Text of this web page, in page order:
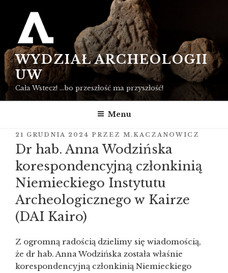
treści
WYDZIAŁ ARCHEOLOGII
UW
Cała Wstecz! …bo przeszłość ma przyszłość!
Menu
OPUBLIKOWANE
W
21 GRUDNIA 2024 PRZEZ M.KACZANOWICZ
Dr hab. Anna Wodzińska
korespondencyjną członkinią
Niemieckiego Instytutu
Archeologicznego w Kairze
(DAI Kairo)
Z ogromną radością dzielimy się wiadomością,
że dr hab. Anna Wodzińska została właśnie
korespondencyjną członkinią Niemieckiego